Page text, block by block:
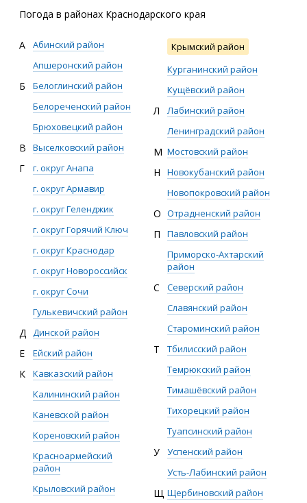
Погода в районах Краснодарского края
А
Абинский район
Апшеронский район
Б
Белоглинский район
Белореченский район
Брюховецкий район
В Выселковский район
Г
г. округ Анапа
г. округ Армавир
г. округ Геленджик
г. округ Горячий Ключ
г. округ Краснодар
г. округ Новороссийск
г. округ Сочи
Гулькевичский район
Д Динской район
Е Ейский район
К
Кавказский район
Калининский район
Каневской район
Кореновский район
Красноармейский
район
Крыловский район
Крымский район
Курганинский район
Кущёвский район
Л
Лабинский район
Ленинградский район
М Мостовский район
Н
Новокубанский район
Новопокровский район
О Отрадненский район
П
Павловский район
Приморско-Ахтарский
район
С
Северский район
Славянский район
Староминский район
Т
Тбилисский район
Темрюкский район
Тимашёвский район
Тихорецкий район
Туапсинский район
У
Успенский район
Усть-Лабинский район
Щ Щербиновский район